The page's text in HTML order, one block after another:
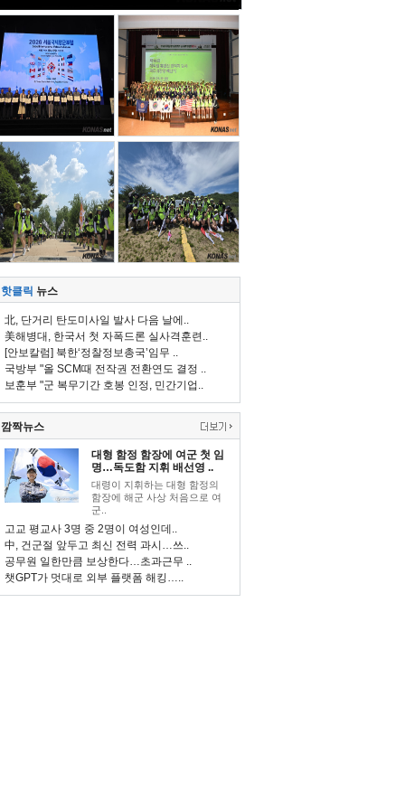
핫클릭 뉴스
北, 단거리 탄도미사일 발사 다음 날에..
美해병대, 한국서 첫 자폭드론 실사격훈련..
[안보칼럼] 북한‘정찰정보총국’임무 ..
국방부 "올 SCM때 전작권 전환연도 결정 ..
보훈부 "군 복무기간 호봉 인정, 민간기업..
깜짝뉴스
대형 함정 함장에 여군 첫 임
명…독도함 지휘 배선영 ..
대령이 지휘하는 대형 함정의
함장에 해군 사상 처음으로 여
군..
고교 평교사 3명 중 2명이 여성인데..
中, 건군절 앞두고 최신 전력 과시…쓰..
공무원 일한만큼 보상한다…초과근무 ..
챗GPT가 멋대로 외부 플랫폼 해킹…..